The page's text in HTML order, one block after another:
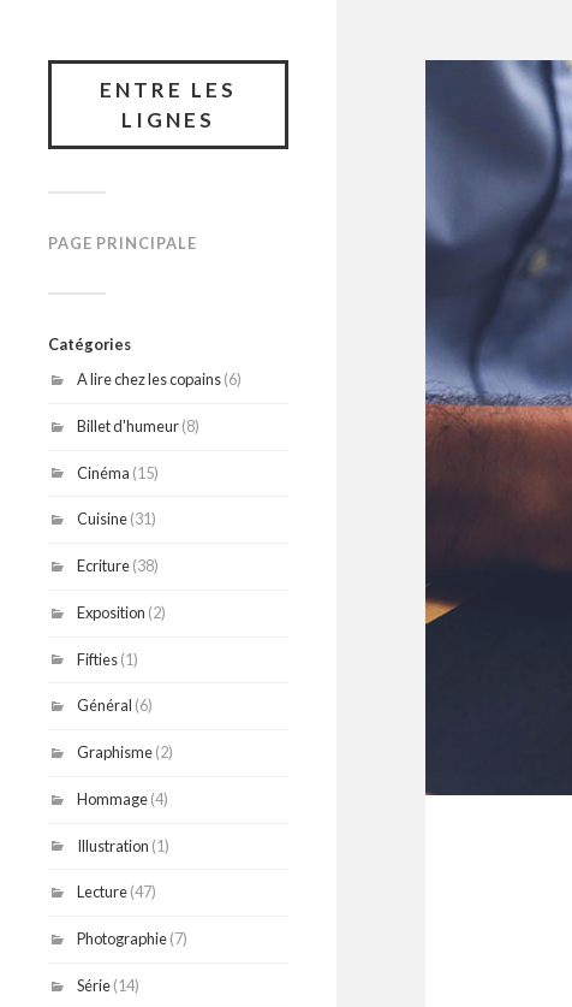
ENTRE LES
LIGNES
PAGE PRINCIPALE
Catégories
A lire chez les copains(6)
Billet d'humeur(8)
Cinéma (15)
Cuisine(31)
Ecriture(38)
Exposition (2)
Fifties(1)
Général (6)
Graphisme(2)
Hommage(4)
Illustration (1)
Lecture(47)
Photographie(7)
Série(14)